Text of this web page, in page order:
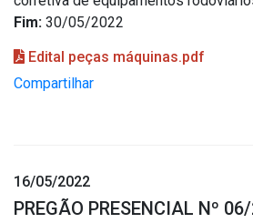
Fim: 30/05/2022
Edital peças máquinas.pdf
Compartilhar
16/05/2022
PREGÃO PRESENCIAL Nº